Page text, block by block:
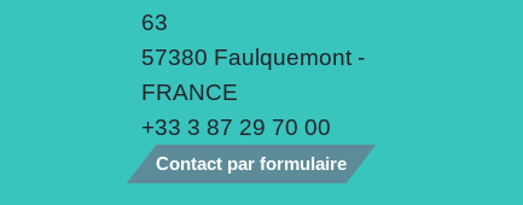
63
57380 Faulquemont -
FRANCE
+33 3 87 29 70 00
Contact par formulaire